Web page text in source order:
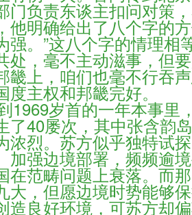
门负责东谈主扣问对策
他明确给出了八个字的
强。”这八个字的情理相
处，毫不主动滋事，但
畿上，咱们也毫不行吞
度主权和邦畿完好。
1969岁首的一年本事里
了40屡次，其中张含韵
浓烈。苏方似乎独特试
加强边境部署，频频逾
在范畴问题上衰落。而
大，但愿边境时势能够
造良好环境，可苏方却